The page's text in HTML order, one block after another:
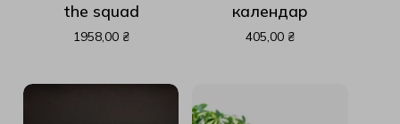
the squad
1958,00 ₴
календар
405,00 ₴